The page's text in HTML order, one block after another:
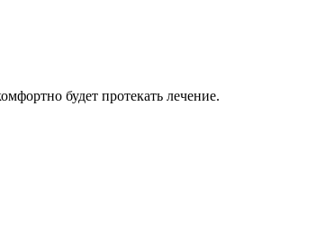
будет протекать лечение.